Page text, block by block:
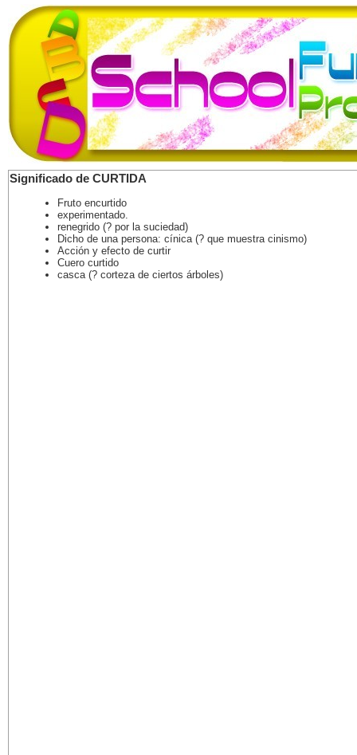
Significado de CURTIDA
Fruto encurtido
experimentado.
renegrido (? por la suciedad)
Dicho de una persona: cínica (? que muestra cinismo)
Acción y efecto de curtir
Cuero curtido
casca (? corteza de ciertos árboles)